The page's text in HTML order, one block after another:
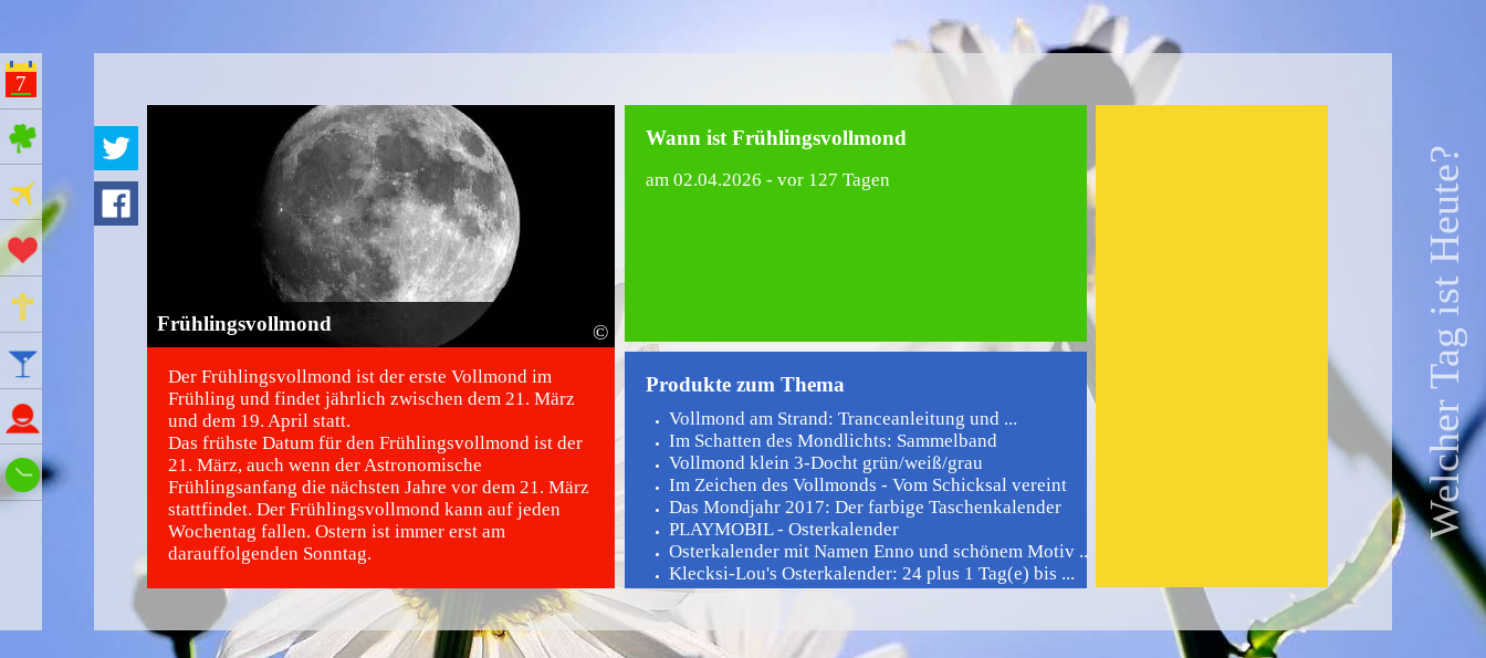
Welcher Tag ist Heute?
7
ges Feiertage
Ferien
Aktionstage
Namenstage
Wie spät ist es?
Frühlingsvollmond ©
Der Frühlingsvollmond ist der erste Vollmond im
Frühling und findet jährlich zwischen dem 21. März
und dem 19. April statt.
Das frühste Datum für den Frühlingsvollmond ist der
21. März, auch wenn der Astronomische
Frühlingsanfang die nächsten Jahre vor dem 21. März
stattfindet. Der Frühlingsvollmond kann auf jeden
Wochentag fallen. Ostern ist immer erst am
darauffolgenden Sonntag.
Wann ist Frühlingsvollmond
am02.04.2026 - vor 127 Tagen
Produkte zum Thema
Vollmond am Strand: Tranceanleitung und ...
Im Schatten des Mondlichts: Sammelband
Vollmond klein 3-Docht grün/weiß/grau
Im Zeichen des Vollmonds - Vom Schicksal vereint
Das Mondjahr 2017: Der farbige Taschenkalender
PLAYMOBIL - Osterkalender
Osterkalender mit Namen Enno und schönem Motiv ...
Klecksi-Lou's Osterkalender: 24 plus 1 Tag(e) bis ...